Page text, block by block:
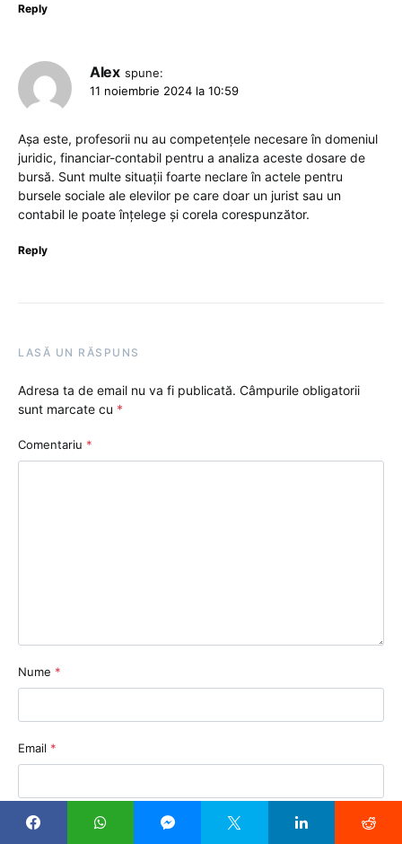
Reply
Alex spune:
11 noiembrie 2024 la 10:59
Așa este, profesorii nu au competențele necesare în domeniul
juridic, financiar-contabil pentru a analiza aceste dosare de
bursă. Sunt multe situații foarte neclare în actele pentru
bursele sociale ale elevilor pe care doar un jurist sau un
contabil le poate înțelege și corela corespunzător.
Reply
LASĂ UN RĂSPUNS
Adresa ta de email nu va fi publicată. Câmpurile obligatorii
sunt marcate cu *
Comentariu *
Nume *
Email *
Sit web